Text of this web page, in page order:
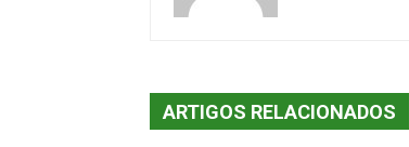
ARTIGOS RELACIONADOS